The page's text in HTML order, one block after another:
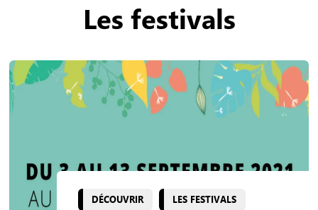
Les festivals
DÉCOUVRIR LES FESTIVALS